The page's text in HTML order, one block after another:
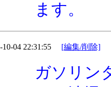
ます。
10-04 22:31:55 [編集/削除]
ガソリン